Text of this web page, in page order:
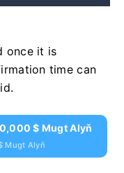
once it is
time can
$ Mugt Alyň
Mugt Alyň